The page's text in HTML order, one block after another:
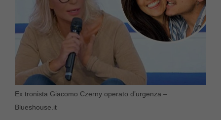
Ex tronista Giacomo Czerny operato d’urgenza –
Blueshouse.it